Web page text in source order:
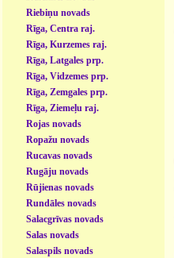
Riebiņu novads
Rīga, Centra raj.
Rīga, Kurzemes raj.
Rīga, Latgales prp.
Rīga, Vidzemes prp.
Rīga, Zemgales prp.
Rīga, Ziemeļu raj.
Rojas novads
Ropažu novads
Rucavas novads
Rugāju novads
Rūjienas novads
Rundāles novads
Salacgrīvas novads
Salas novads
Salaspils novads